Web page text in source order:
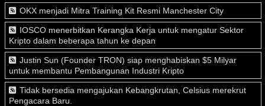
OKX menjadi Mitra Training Kit Resmi Manchester City
IOSCO menerbitkan Kerangka Kerja untuk mengatur Sektor
Kripto dalam beberapa tahun ke depan
Justin Sun (Founder TRON) siap menghabiskan $5 Milyar
untuk membantu Pembangunan Industri Kripto
Tidak bersedia mengajukan Kebangkrutan, Celsius merekrut
Pengacara Baru.